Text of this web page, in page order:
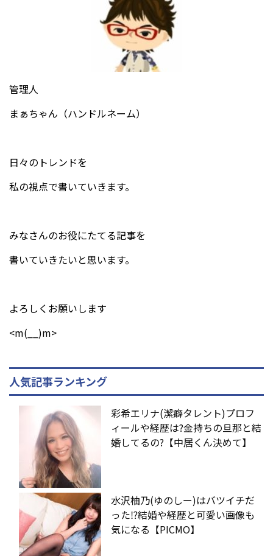
管理人
まぁちゃん（ハンドルネーム）
日々のトレンドを
私の視点で書いていきます。
みなさんのお役にたてる記事を
書いていきたいと思います。
よろしくお願いします
<m(__)m>
人気記事ランキング
彩希エリナ(潔癖タレント)プロフ
ィールや経歴は?金持ちの旦那と結
婚してるの?【中居くん決めて】
水沢柚乃(ゆのしー)はバツイチだ
った⁉︎結婚や経歴と可愛い画像も
気になる【PICMO】